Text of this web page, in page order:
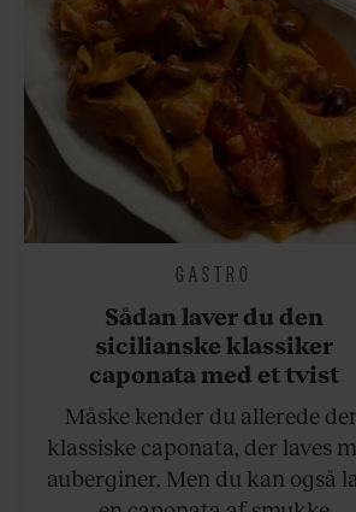
GASTRO
Sådan laver du den
sicilianske klassiker
caponata med et tvist
Måske kender du allerede
klassiske caponata, der laves
auberginer. Men du kan også